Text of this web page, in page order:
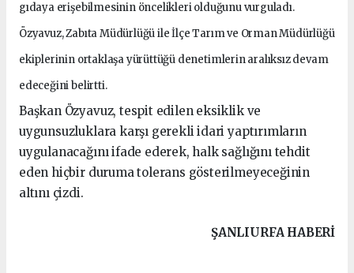
gıdaya erişebilmesinin öncelikleri olduğunu vurguladı.
Özyavuz, Zabıta Müdürlüğü ile İlçe Tarım ve Orman Müdürlüğü
ekiplerinin ortaklaşa yürüttüğü denetimlerin aralıksız devam
edeceğini belirtti.
Başkan Özyavuz, tespit edilen eksiklik ve
uygunsuzluklara karşı gerekli idari yaptırımların
uygulanacağını ifade ederek, halk sağlığını tehdit
eden hiçbir duruma tolerans gösterilmeyeceğinin
altını çizdi.
ŞANLIURFA HABERİ